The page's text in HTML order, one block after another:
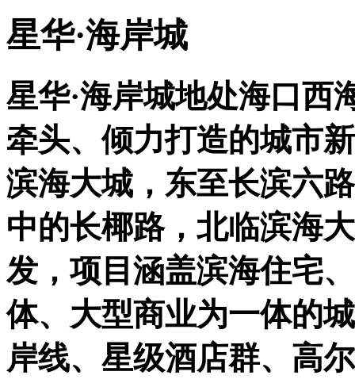
星华·海岸城
星华·海岸城地处海口西
牵头、倾力打造的城市
滨海大城，东至长滨六
中的长椰路，北临滨海
发，项目涵盖滨海住宅
体、大型商业为一体的
岸线、星级酒店群、高